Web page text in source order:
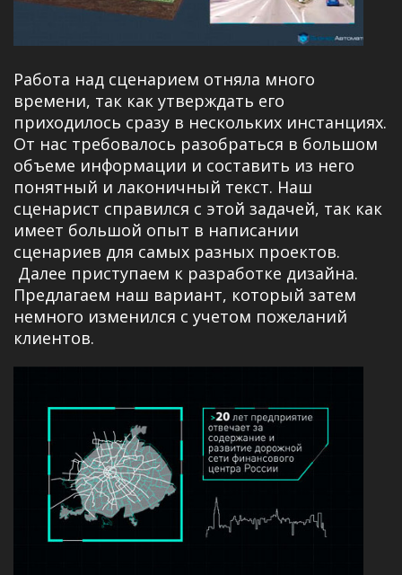
Работа над сценарием отняла много
времени, так как утверждать его
приходилось сразу в нескольких инстанциях.
От нас требовалось разобраться в большом
объеме информации и составить из него
понятный и лаконичный текст. Наш
сценарист справился с этой задачей, так как
имеет большой опыт в написании
сценариев для самых разных проектов.
Далее приступаем к разработке дизайна.
Предлагаем наш вариант, который затем
немного изменился с учетом пожеланий
клиентов.